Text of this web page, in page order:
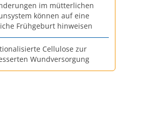
im mütterlichen
können auf eine
Frühgeburt hinweisen
Cellulose zur
Wundversorgung